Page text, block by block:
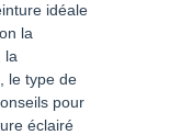
idéale
la
la
le type de
pour
éclairé